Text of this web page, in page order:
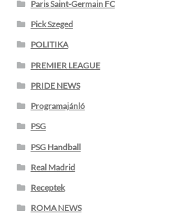
Paris Saint-Germain FC
Pick Szeged
POLITIKA
PREMIER LEAGUE
PRIDE NEWS
Programajánló
PSG
PSG Handball
Real Madrid
Receptek
ROMA NEWS